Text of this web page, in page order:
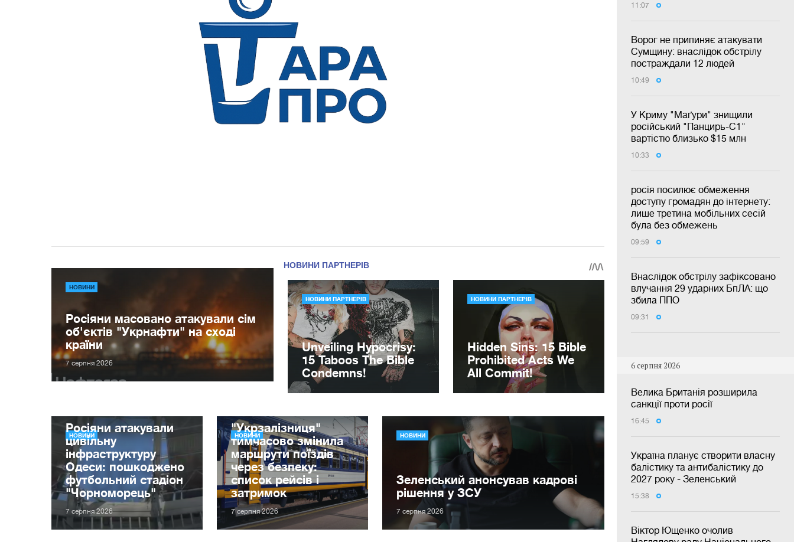
11:07
Ворог не припиняє атакувати
Сумщину: внаслідок обстрілу
постраждали 12 людей
10:49
У Криму "Маґури" знищили
російський "Панцирь-С1"
вартістю близько $15 млн
10:33
росія посилює обмеження
доступу громадян до інтернету:
лише третина мобільних сесій
була без обмежень
09:59
Внаслідок обстрілу зафіксовано
влучання 29 ударних БпЛА: що
збила ППО
09:31
6 серпня 2026
Велика Британія розширила
санкції проти росії
16:45
Україна планує створити власну
балістику та антибалістику до
2027 року - Зеленський
15:38
Віктор Ющенко очолив
НОВИНИ
Росіяни масовано атакували сім
об'єктів "Укрнафти" на сході
країни
7 серпня 2026
НОВИНИ
Росіяни атакували
цивільну
інфраструктуру
Одеси: пошкоджено
футбольний стадіон
"Чорноморець"
7 серпня 2026
НОВИНИ
"Укрзалізниця"
тимчасово змінила
маршрути поїздів
через безпеку:
список рейсів і
затримок
7 серпня 2026
НОВИНИ
Зеленський анонсував кадрові
рішення у ЗСУ
7 серпня 2026